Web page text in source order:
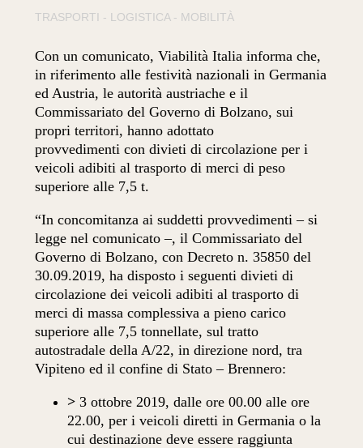
TRASPORTI - LOGISTICA - MOBILITÀ
Con un comunicato, Viabilità Italia informa che,
in riferimento alle festività nazionali in Germania
ed Austria, le autorità austriache e il
Commissariato del Governo di Bolzano, sui
propri territori, hanno adottato
provvedimenti con divieti di circolazione per i
veicoli adibiti al trasporto di merci di peso
superiore alle 7,5 t.
“In concomitanza ai suddetti provvedimenti – si
legge nel comunicato –, il Commissariato del
Governo di Bolzano, con Decreto n. 35850 del
30.09.2019, ha disposto i seguenti divieti di
circolazione dei veicoli adibiti al trasporto di
merci di massa complessiva a pieno carico
superiore alle 7,5 tonnellate, sul tratto
autostradale della A/22, in direzione nord, tra
Vipiteno ed il confine di Stato – Brennero:
> 3 ottobre 2019, dalle ore 00.00 alle ore
22.00, per i veicoli diretti in Germania o la
cui destinazione deve essere raggiunta